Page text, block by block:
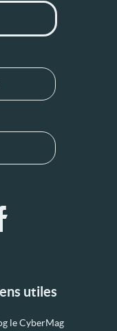
utiles
le CyberMag